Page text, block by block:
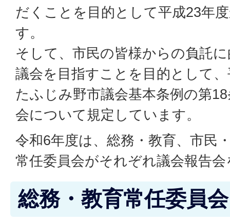
だくことを目的として平成23年
す。
そして、市民の皆様からの負託
議会を目指すことを目的として
たふじみ野市議会基本条例の第
会について規定しています。
令和6年度は、総務・教育、市民
常任委員会がそれぞれ議会報告
総務・教育常任委員会